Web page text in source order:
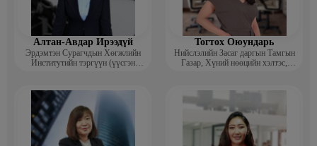
Алтан-Авдар Ирээдүй
Эрдэмтэн Сурагчдын Хөгжлийн
Институтийн тэргүүн (үүсгэн
Тогтох Оюундарь
Нийслэлийн Засаг даргын Тамгын
Газар, Хүний нөөцийн хэлтэс,